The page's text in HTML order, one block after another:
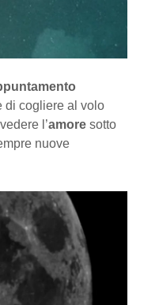
di cogliere al volo
l’amore sotto
nuove